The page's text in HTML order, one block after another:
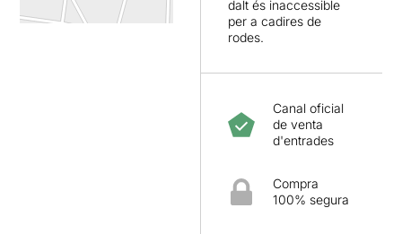
dalt és inaccessible
per a cadires de
rodes.
Canal oficial
de venta
d'entrades
Compra
100% segura